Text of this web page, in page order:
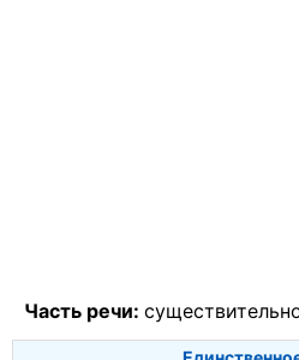
Часть речи: